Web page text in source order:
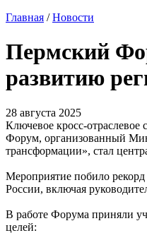
Главная /Новости
Пермский
развитию
28 августа 2025
Ключевое кросс-
Форум, организованный
трансформации», стал
Мероприятие побило
России, включая
В работе Форума приняли
целей: